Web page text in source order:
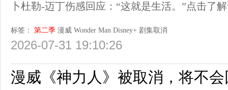
卜杜勒-迈丁伤感回应：“这就是生活。”点击了
标签： 第二季 漫威 Wonder Man Disney+ 剧集取消
2026-07-31 19:10:26
漫威《神力人》被取消，将不